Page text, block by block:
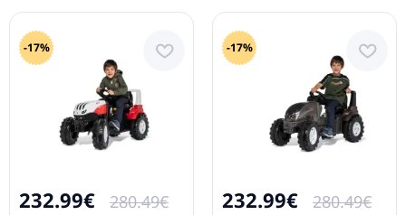
-17%
232.99€ 280.49€
-17%
232.99€ 280.49€